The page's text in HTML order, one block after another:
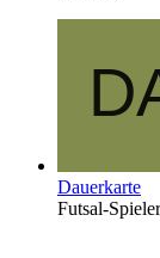
Dauerkarte
Futsal-Spieler